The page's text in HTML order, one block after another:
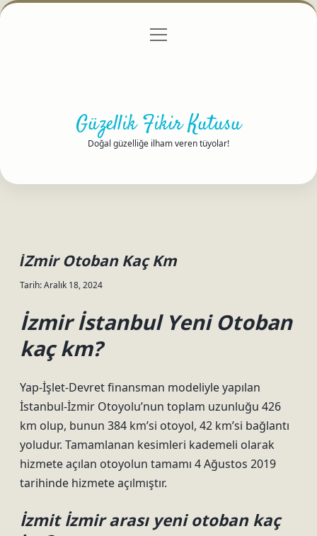
Gizlilik Politikası
menüyü
Güzellik Fikir Kutusu
Doğal güzelliğe ilham veren tüyolar!
İZmir Otoban Kaç Km
Tarih: Aralık 18, 2024
İzmir İstanbul Yeni Otoban
kaç km?
Yap-İşlet-Devret finansman modeliyle yapılan
İstanbul-İzmir Otoyolu’nun toplam uzunluğu 426
km olup, bunun 384 km’si otoyol, 42 km’si bağlantı
yoludur. Tamamlanan kesimleri kademeli olarak
hizmete açılan otoyolun tamamı 4 Ağustos 2019
tarihinde hizmete açılmıştır.
İzmit İzmir arası yeni otoban kaç